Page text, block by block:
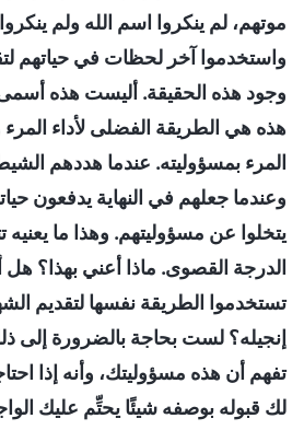
موتهم، لم ينكروا اسم الله ولم
واستخدموا آخر لحظات في حياتهم
وجود هذه الحقيقة. أليست هذه
هذه هي الطريقة الفضلى لأداء المرء
المرء بمسؤوليته. عندما هددهم
وعندما جعلهم في النهاية يدفعون
يتخلوا عن مسؤوليتهم. وهذا ما يعنيه
الدرجة القصوى. ماذا أعني بهذا؟
تستخدموا الطريقة نفسها لتقديم
إنجيله؟ لست بحاجة بالضرورة إلى
تفهم أن هذه مسؤوليتك، وأنه إذا
لك قبوله بوصفه شيئًا يحتِّم عليك